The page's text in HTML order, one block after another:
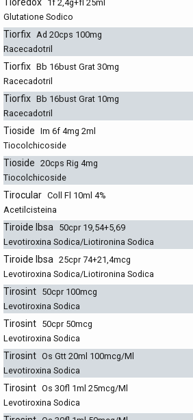
1f 2,4g+fl 25ml
Glutatione Sodico
Tiorfix Ad 20cps 100mg
Racecadotril
Tiorfix Bb 16bust Grat 30mg
Racecadotril
Tiorfix Bb 16bust Grat 10mg
Racecadotril
Tioside Im 6f 4mg 2ml
Tiocolchicoside
Tioside 20cps Rig 4mg
Tiocolchicoside
Tirocular Coll Fl 10ml 4%
Acetilcisteina
Tiroide Ibsa
50cpr 19,54+5,69
Levotiroxina Sodica/Liotironina Sodica
Tiroide Ibsa 25cpr 74+21,4mcg
Levotiroxina Sodica/Liotironina Sodica
Tirosint 50cpr 100mcg
Levotiroxina Sodica
Tirosint 50cpr 50mcg
Levotiroxina Sodica
Tirosint Os Gtt 20ml 100mcg/Ml
Levotiroxina Sodica
Tirosint Os 30fl 1ml 25mcg/Ml
Levotiroxina Sodica